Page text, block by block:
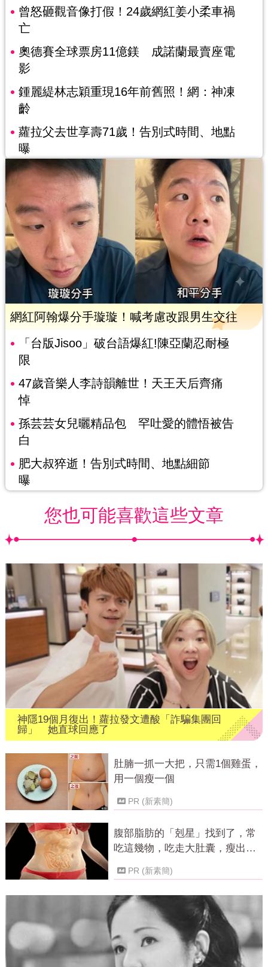
曾怒砸觀音像打假！24歲網紅姜小柔車禍
亡
奧德賽全球票房11億鎂 成諾蘭最賣座電
影
鍾麗緹林志穎重現16年前舊照！網：神凍
齡
蘿拉父去世享壽71歲！告別式時間、地點
曝
網紅阿翰爆分手璇璇！喊考慮改跟男生交往
「台版Jisoo」破台語爆紅!陳亞蘭忍耐極
限
47歲音樂人李詩韻離世！天王天后齊痛
悼
孫芸芸女兒曬精品包 罕吐愛的體悟被告
白
肥大叔猝逝！告別式時間、地點細節
曝
您也可能喜歡這些文章
神隱19個月復出！蘿拉發文遭酸「詐騙集團回
歸」 她直球回應了
肚腩一抓一大把，只需1個雞蛋，
用一個瘦一個
PR (新素簡)
腹部脂肪的「剋星」找到了，常
吃這幾物，吃走大肚囊，瘦出小
PR (新素簡)